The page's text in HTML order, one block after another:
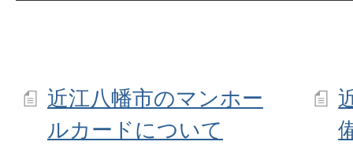
近江八幡市のマンホー
ルカードについて